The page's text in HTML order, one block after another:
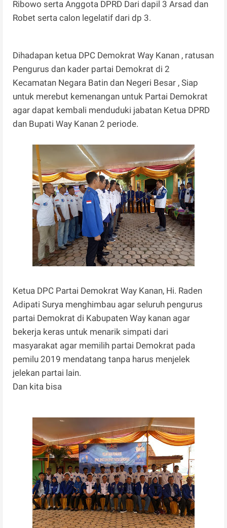
Ribowo serta Anggota DPRD Dari dapil 3 Arsad dan
Robet serta calon legelatif dari dp 3.
Dihadapan ketua DPC Demokrat Way Kanan , ratusan
Pengurus dan kader partai Demokrat di 2
Kecamatan Negara Batin dan Negeri Besar , Siap
untuk merebut kemenangan untuk Partai Demokrat
agar dapat kembali menduduki jabatan Ketua DPRD
dan Bupati Way Kanan 2 periode.
Ketua DPC Partai Demokrat Way Kanan, Hi. Raden
Adipati Surya menghimbau agar seluruh pengurus
partai Demokrat di Kabupaten Way kanan agar
bekerja keras untuk menarik simpati dari
masyarakat agar memilih partai Demokrat pada
pemilu 2019 mendatang tanpa harus menjelek
jelekan partai lain.
Dan kita bisa